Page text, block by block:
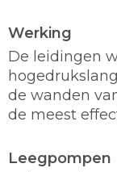
Werking
De leidingen
de wanden
de meest
Leegpompen